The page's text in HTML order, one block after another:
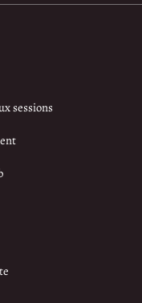
sessions